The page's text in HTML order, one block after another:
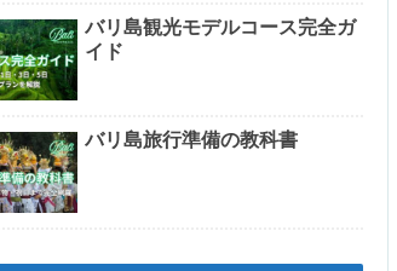
バリ島観光モデルコース完全ガ
イド
バリ島旅行準備の教科書